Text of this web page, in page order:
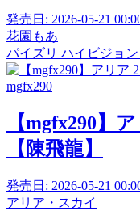
発売日: 2026-05-21
花園もあ
パイズリ ハイビジョン
mgfx290
【mgfx290】
【陳飛龍】
発売日: 2026-05-21
アリア・スカイ